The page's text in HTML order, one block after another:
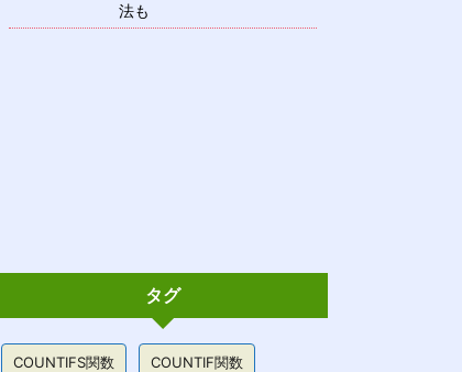
法も
タグ
COUNTIFS関数 COUNTIF関数